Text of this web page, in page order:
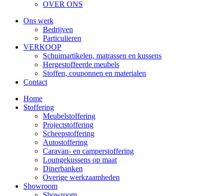
OVER ONS
Ons werk
Bedrijven
Particulieren
VERKOOP
Schuimartikelen, matrassen en kussens
Hergestoffeerde meubels
Stoffen, couponnen en materialen
Contact
Home
Stoffering
Meubelstoffering
Projectstoffering
Scheepstoffering
Autostoffering
Caravan- en camperstoffering
Loungekussens op maat
Dinerbanken
Overige werkzaamheden
Showroom